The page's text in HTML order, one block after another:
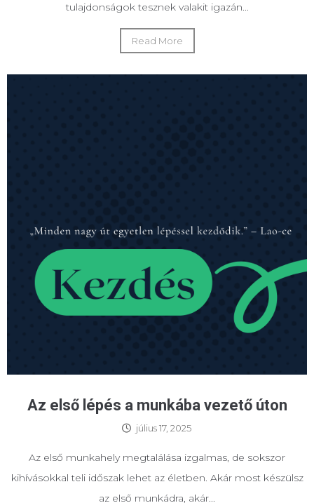
tulajdonságok tesznek valakit igazán...
Read More
Az első lépés a munkába vezető úton
július 17, 2025
Az első munkahely megtalálása izgalmas, de sokszor
kihívásokkal teli időszak lehet az életben. Akár most készülsz
az első munkádra, akár...